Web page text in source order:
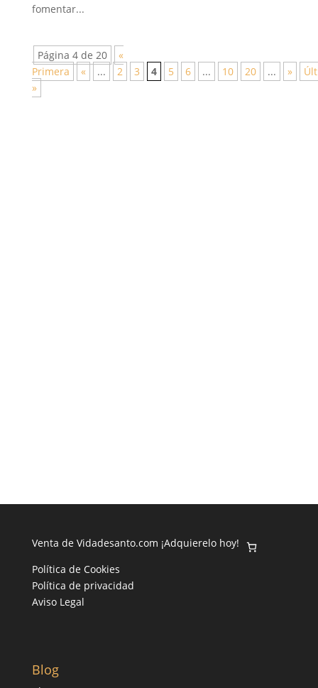
fomentar...
Página 4 de 20
«
Primera
« ... 2 3 4 5 6 ... 10 20 ... »
»
Venta de Vidadesanto.com ¡Adquierelo hoy!
Política de Cookies
Política de privacidad
Aviso Legal
Blog